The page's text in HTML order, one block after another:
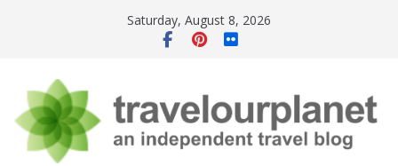
Saturday, August 8, 2026